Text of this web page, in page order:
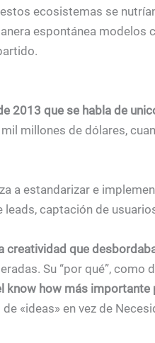
ecosistemas se
espontánea
2013 que se habla de
millones de dólares,
a estandarizar e
captación de
creatividad que
Su “por qué”, como
know how más
«ideas» en vez de